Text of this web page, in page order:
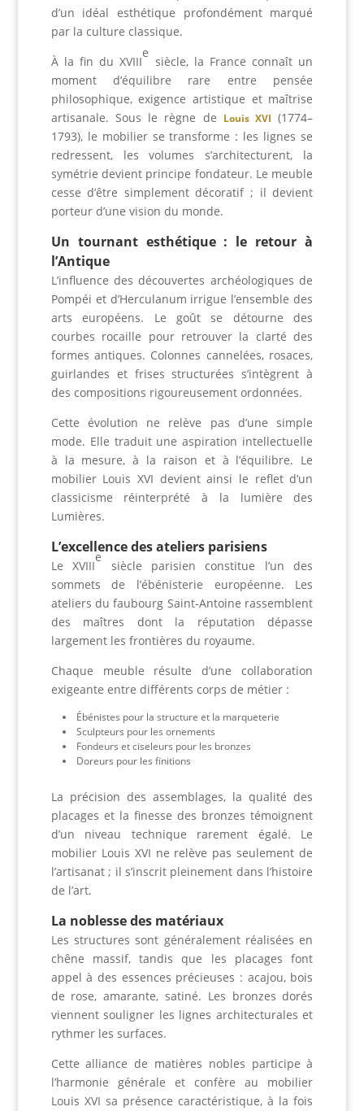
d’un idéal esthétique profondément marqué
par la culture classique.
À la fin du XVIII
e
siècle, la France connaît un
moment d’équilibre rare entre pensée
philosophique, exigence artistique et maîtrise
artisanale. Sous le règne de Louis XVI (1774–
1793), le mobilier se transforme : les lignes se
redressent, les volumes s’architecturent, la
symétrie devient principe fondateur. Le meuble
cesse d’être simplement décoratif ; il devient
porteur d’une vision du monde.
Un tournant esthétique : le retour à
l’Antique
L’influence des découvertes archéologiques de
Pompéi et d’Herculanum irrigue l’ensemble des
arts européens. Le goût se détourne des
courbes rocaille pour retrouver la clarté des
formes antiques. Colonnes cannelées, rosaces,
guirlandes et frises structurées s’intègrent à
des compositions rigoureusement ordonnées.
Cette évolution ne relève pas d’une simple
mode. Elle traduit une aspiration intellectuelle
à la mesure, à la raison et à l’équilibre. Le
mobilier Louis XVI devient ainsi le reflet d’un
classicisme réinterprété à la lumière des
Lumières.
L’excellence des ateliers parisiens
Le XVIII
e
siècle parisien constitue l’un des
sommets de l’ébénisterie européenne. Les
ateliers du faubourg Saint-Antoine rassemblent
des maîtres dont la réputation dépasse
largement les frontières du royaume.
Chaque meuble résulte d’une collaboration
exigeante entre différents corps de métier :
Ébénistes pour la structure et la marqueterie
Sculpteurs pour les ornements
Fondeurs et ciseleurs pour les bronzes
Doreurs pour les finitions
La précision des assemblages, la qualité des
placages et la finesse des bronzes témoignent
d’un niveau technique rarement égalé. Le
mobilier Louis XVI ne relève pas seulement de
l’artisanat ; il s’inscrit pleinement dans l’histoire
de l’art.
La noblesse des matériaux
Les structures sont généralement réalisées en
chêne massif, tandis que les placages font
appel à des essences précieuses : acajou, bois
de rose, amarante, satiné. Les bronzes dorés
viennent souligner les lignes architecturales et
rythmer les surfaces.
Cette alliance de matières nobles participe à
l’harmonie générale et confère au mobilier
Louis XVI sa présence caractéristique, à la fois